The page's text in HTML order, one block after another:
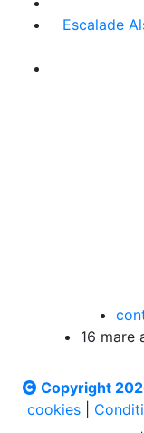
Escalade
16 mare
Copyright
cookies|